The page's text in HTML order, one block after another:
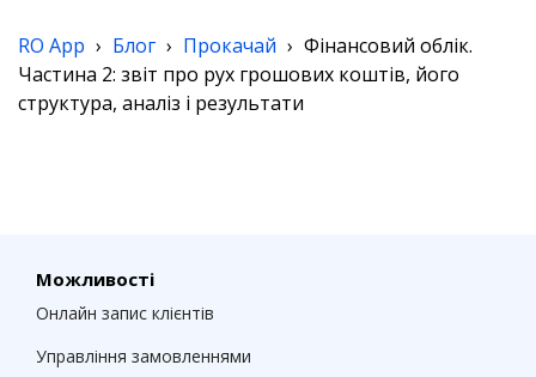
RO App › Блог › Прокачай › Фінансовий облік.
Частина 2: звіт про рух грошових коштів, його
структура, аналіз і результати
Можливості
Онлайн запис клієнтів
Управління замовленнями